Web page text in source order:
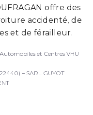
offre des
accidenté, de
et de férailleur.
Automobiles et Centres VHU
– SARL GUYOT